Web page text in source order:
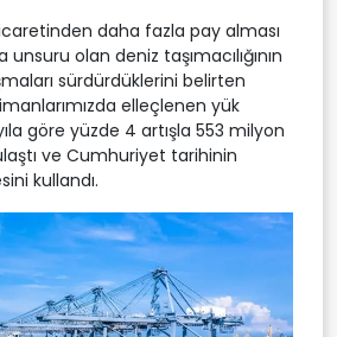
daha fazla pay alması
olan deniz taşımacılığının
sürdürdüklerini belirten
elleçlenen yük
göre yüzde 4 artışla 553 milyon
ve Cumhuriyet tarihinin
kullandı.